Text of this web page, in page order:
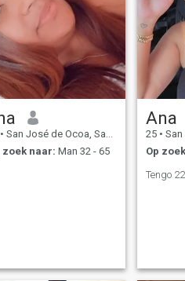
• San José de Ocoa, San José de Ocoa, Dominicaanse Rep.
zoek naar: Man 32 - 65
Ana
25 • San José
Op
Tengo